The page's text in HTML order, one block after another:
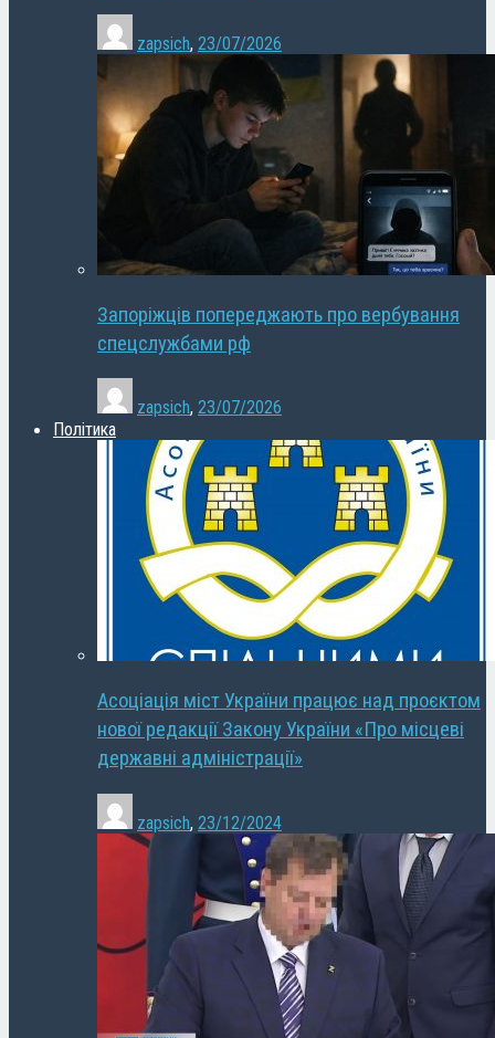
zapsich, 23/07/2026
Запоріжців попереджають про вербування
спецслужбами рф
zapsich, 23/07/2026
Політика
Асоціація міст України працює над проєктом
нової редакції Закону України «Про місцеві
державні адміністрації»
zapsich, 23/12/2024